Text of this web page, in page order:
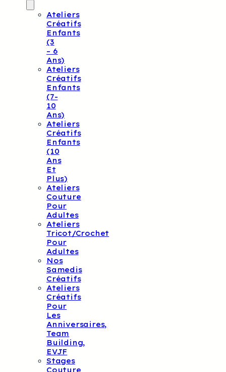
Ateliers
Créatifs
Enfants
(3
– 6
Ans)
Ateliers
Créatifs
Enfants
(7-
10
Ans)
Ateliers
Créatifs
Enfants
(10
Ans
Et
Plus)
Ateliers
Couture
Pour
Adultes
Ateliers
Tricot/crochet
Pour
Adultes
Nos
Samedis
Créatifs
Ateliers
Créatifs
Pour
Les
Anniversaires,
Team
Building,
EVJF
Stages
Couture